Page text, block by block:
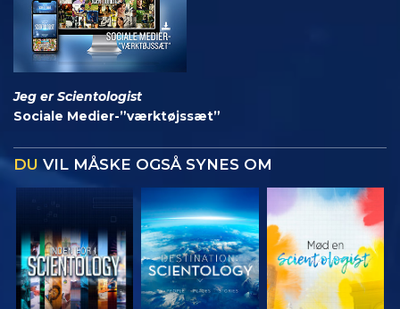
Jeg er Scientologist
Sociale Medier-”værktøjssæt”
DU VIL MÅSKE OGSÅ SYNES OM